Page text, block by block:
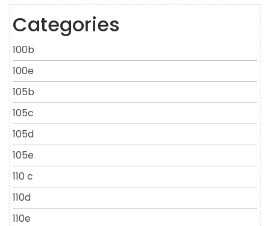
Categories
100b
100e
105b
105c
105d
105e
110 c
110d
110e